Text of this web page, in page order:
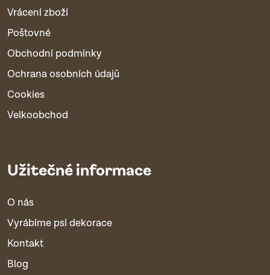
Vrácení zboží
Poštovné
Obchodní podmínky
Ochrana osobních údajů
Cookies
Velkoobchod
Užitečné informace
O nás
Vyrábíme psí dekorace
Kontakt
Blog